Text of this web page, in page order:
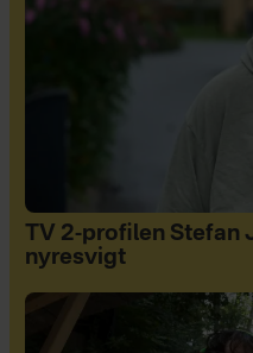
TV 2-profilen Stefan
nyresvigt